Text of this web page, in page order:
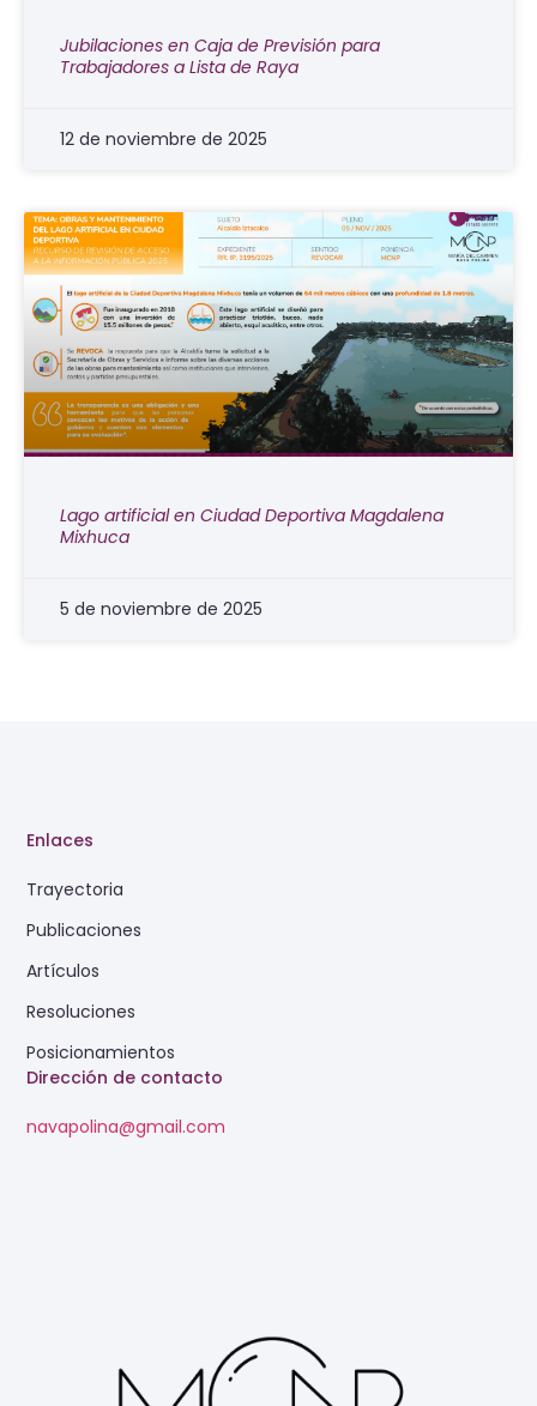
Jubilaciones en Caja de Previsión para
Trabajadores a Lista de Raya
12 de noviembre de 2025
Lago artificial en Ciudad Deportiva Magdalena
Mixhuca
5 de noviembre de 2025
Dirección de contacto
navapolina@gmail.com
Enlaces
Trayectoria
Publicaciones
Artículos
Resoluciones
Posicionamientos